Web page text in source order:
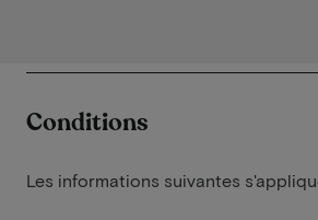
Conditions
Les informations suivantes